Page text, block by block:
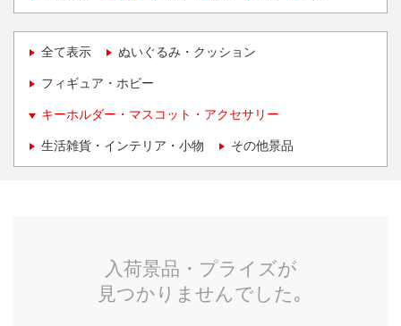
全て表示 ぬいぐるみ・クッション
フィギュア・ホビー
キーホルダー・マスコット・アクセサリー
生活雑貨・インテリア・小物 その他景品